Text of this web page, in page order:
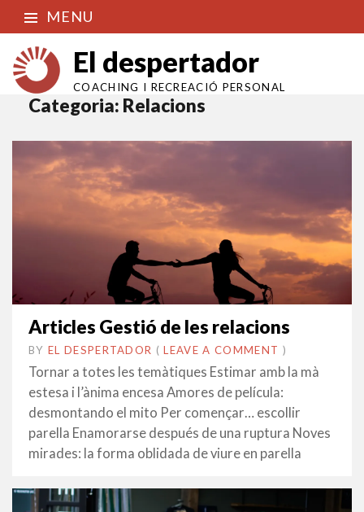
MENU
El despertador
COACHING I RECREACIÓ PERSONAL
Categoria: Relacions
Articles Gestió de les relacions
BY EL DESPERTADOR ON
27
FEBRER
2024
•(LEAVE A COMMENT )
Tornar a totes les temàtiques Estimar amb la mà
estesa i l’ànima encesa Amores de película:
desmontando el mito Per començar… escollir
parella Enamorarse después de una ruptura Noves
mirades: la forma oblidada de viure en parella